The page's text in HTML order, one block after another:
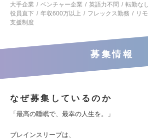
大手企業
ベンチャー企業 英語力不問 転勤なし
役員直下
年収600万以上 フレックス勤務 リ
支援制度
募集情報
なぜ募集しているのか
「最高の睡眠で、最幸の人生を。」
ブレインスリープは、